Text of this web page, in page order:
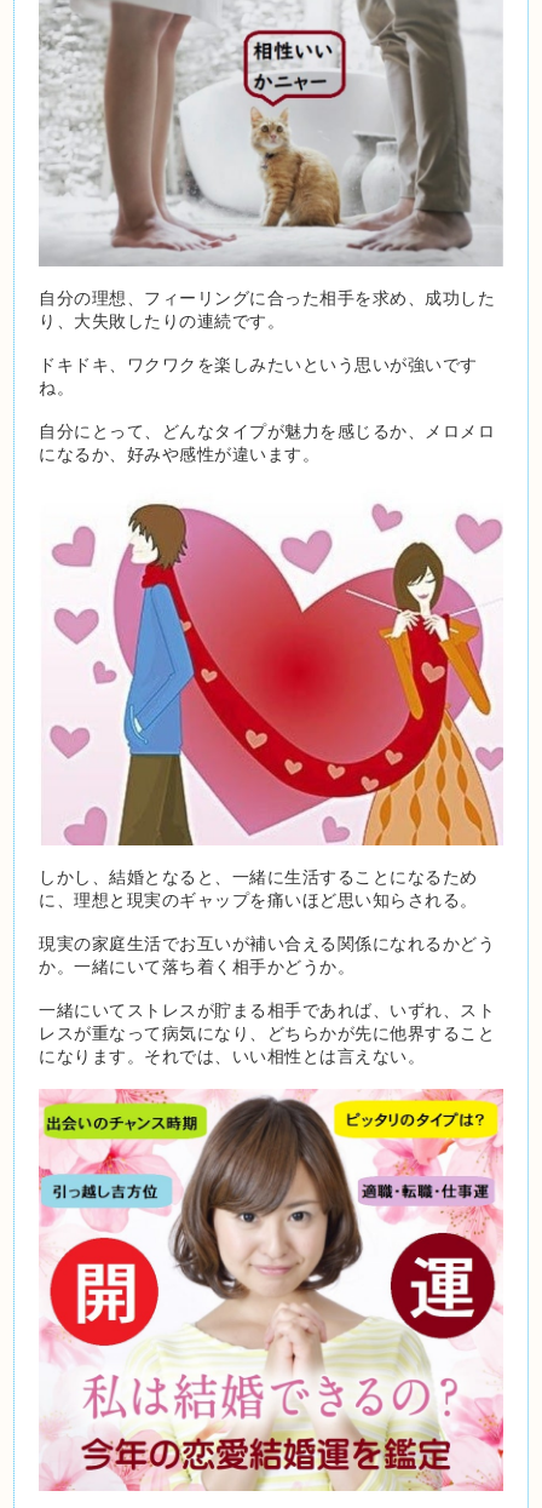
自分の理想、フィーリングに合った相手を求め、成功した
り、大失敗したりの連続です。
ドキドキ、ワクワクを楽しみたいという思いが強いです
ね。
自分にとって、どんなタイプが魅力を感じるか、メロメロ
になるか、好みや感性が違います。
しかし、結婚となると、一緒に生活することになるため
に、理想と現実のギャップを痛いほど思い知らされる。
現実の家庭生活でお互いが補い合える関係になれるかどう
か。一緒にいて落ち着く相手かどうか。
一緒にいてストレスが貯まる相手であれば、いずれ、スト
レスが重なって病気になり、どちらかが先に他界すること
になります。それでは、いい相性とは言えない。